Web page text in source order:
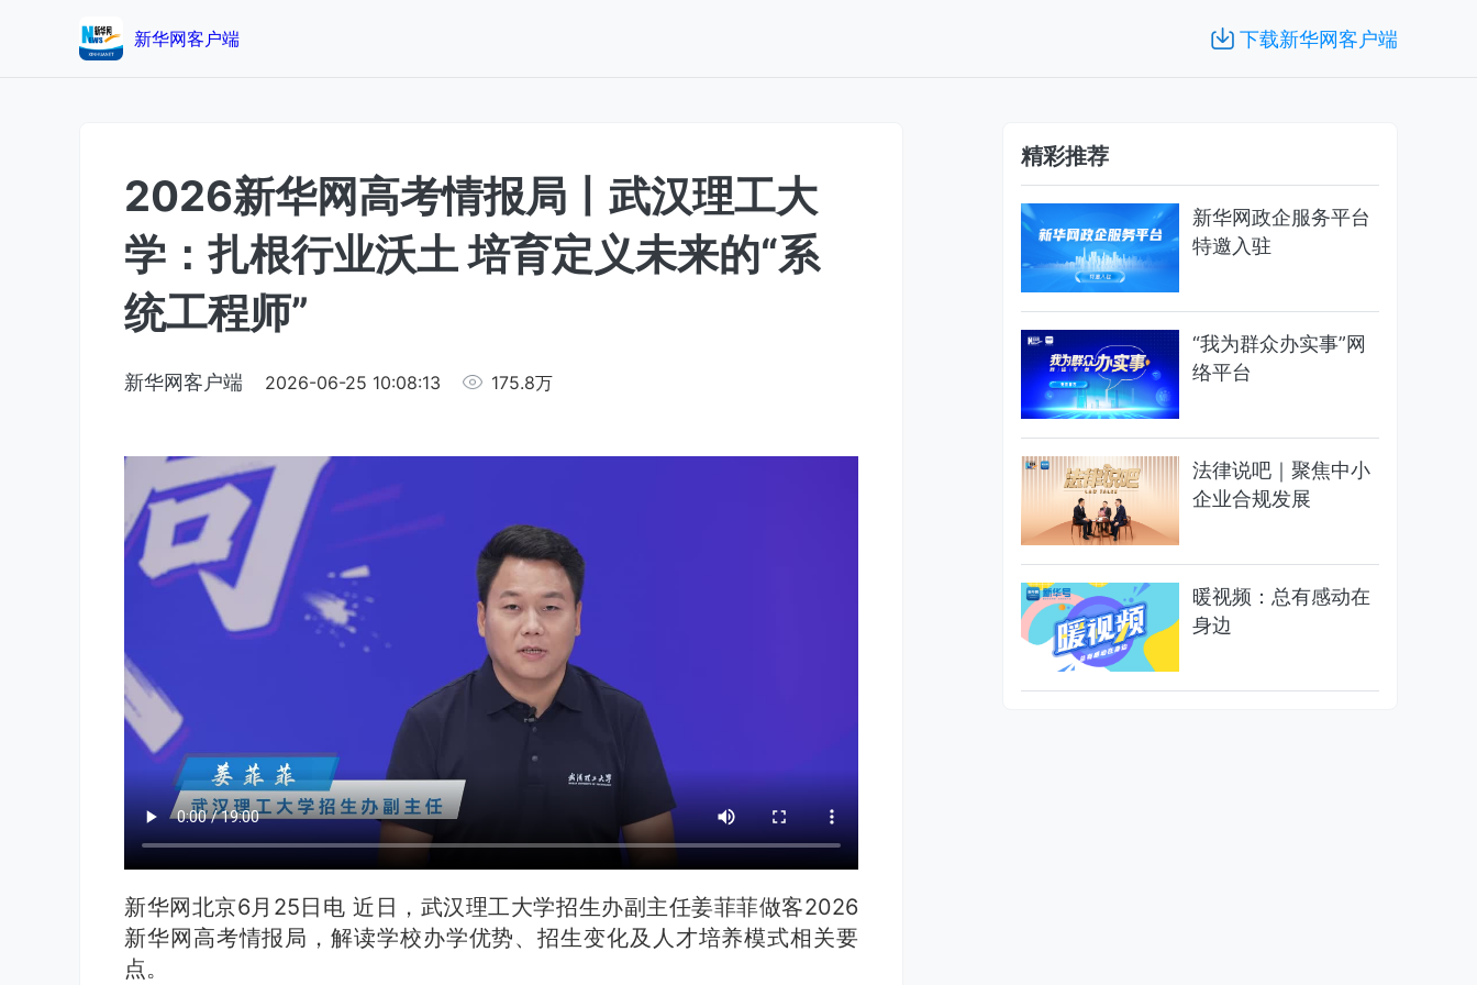
新华网客户端 下载新华网客户端
2026新华网高考情报局丨武汉理工大
学：扎根行业沃土 培育定义未来的“系
统工程师”
新华网客户端 2026-06-25 10:08:13 175.8万
新华网北京6月25日电 近日，武汉理工大学招生办副主任姜菲菲做客2026
新华网高考情报局，解读学校办学优势、招生变化及人才培养模式相关要
点。
精彩推荐
新华网政企服务平台
特邀入驻
“我为群众办实事”网
络平台
法律说吧｜聚焦中小
企业合规发展
暖视频：总有感动在
身边